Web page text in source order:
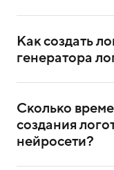
Как создать
генератора
в сервисе.
и подтвердить
После
логотипов и
Сколько
создания
нейросети?